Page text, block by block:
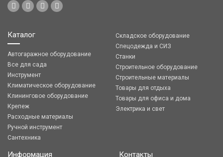
Каталог
Автогаражное оборудование
Все для сада
Инструмент
Климатическое оборудование
Клининговое оборудование
Крепеж
Расходные материалы
Ручной инструмент
Сантехника
Складское оборудование
Спецодежда и СИЗ
Станки
Строительное оборудование
Строительные материалы
Товары для отдыха
Товары для офиса и дома
Электрика и свет
Информация Контакты